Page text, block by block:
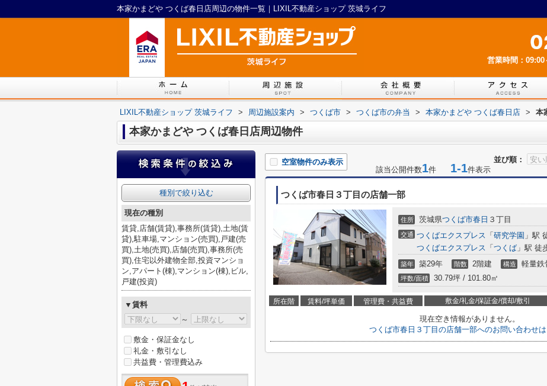
本家かまどや つくば春日店周辺の物件一覧｜LIXIL不動産ショップ 茨城ライフ
営業時間：09:00
LIXIL不動産ショップ 茨城ライフ > 周辺施設案内 > つくば市 > つくば市の弁当 > 本家かまどや つくば春日店 > 本
本家かまどや つくば春日店周辺物件
並び順：
空室物件のみ表示
該当公開件数1件 1-1件表示
つくば市春日３丁目の店舗一部
住所 茨城県つくば市春日 ３丁目
交通 つくばエクスプレス 「 研究学園 」駅
つくばエクスプレス 「 つくば 」駅 徒
築年 築29年 階数 2階建 構造 軽量鉄
坪数/面積 30.79坪 / 101.80㎡
所在階 賃料/坪単価 管理費・共益費 敷金/礼金/保証金/償却/敷引
現在空き情報がありません。
つくば市春日３丁目の店舗一部へのお問い合わせ
種別で絞り込む
現在の種別
賃貸,店舗(賃貸),事務所(賃貸),土地(賃
貸),駐車場,マンション(売買),戸建(売
買),土地(売買),店舗(売買),事務所(売
買),住宅以外建物全部,投資マンショ
ン,アパート(棟),マンション(棟),ビル,
戸建(投資)
▼賃料
～
敷金・保証金なし
礼金・敷引なし
共益費・管理費込み